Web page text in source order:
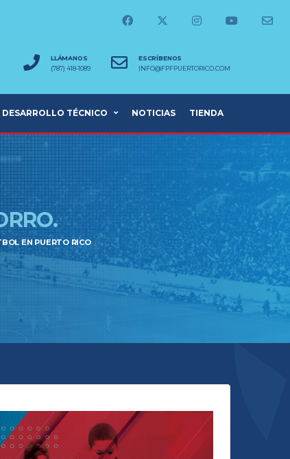
LLÁMANOS
(787) 418-1089
ESCRÍBENOS
INFO@FPFPUERTORICO.COM
DESARROLLO TÉCNICO NOTICIAS TIENDA
EN PUERTO RICO